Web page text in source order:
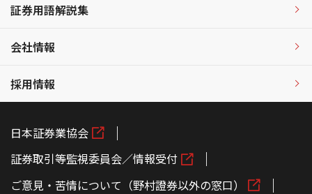
証券用語解説集
会社情報
採用情報
日本証券業協会
証券取引等監視委員会／情報受付
ご意見・苦情について（野村證券以外の窓口）